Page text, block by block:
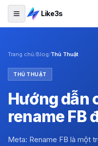
Like3s
Trang chủ/Blog/Thủ Thuật
THỦ THUẬT
Hướng dẫn
rename FB
Meta: Rename FB là một